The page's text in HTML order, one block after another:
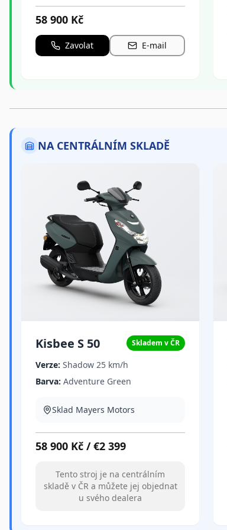
58 900 Kč
Zavolat E-mail
NA CENTRÁLNÍM SKLADĚ
Kisbee S 50 Skladem v ČR
Verze: Shadow 25 km/h
Barva: Adventure Green
Sklad Mayers Motors
58 900 Kč /€2 399
Tento stroj je na centrálním
skladě v ČR a můžete jej objednat
u svého dealera